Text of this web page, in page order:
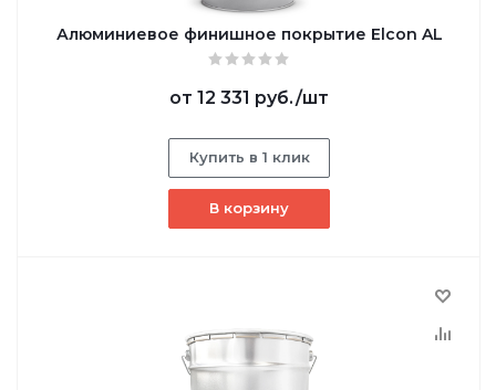
Алюминиевое финишное покрытие Elcon AL
от 12 331 руб./шт
Купить в 1 клик
В корзину